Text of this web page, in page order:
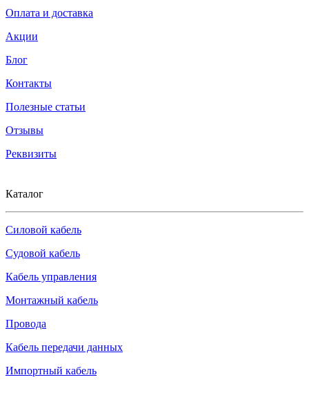
Оплата и доставка
Акции
Блог
Контакты
Полезные статьи
Отзывы
Реквизиты
Каталог
Силовой кабель
Судовой кабель
Кабель управления
Монтажный кабель
Провода
Кабель передачи данных
Импортный кабель